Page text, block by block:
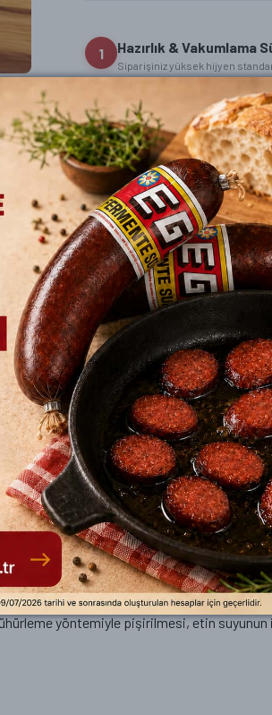
1 Hazırlık & Vakumlama
Siparişiniz yüksek hijyen
ileri teknoloji vakumlama
2 Kalite Kontrol
Hazırlanan siparişleriniz
3 Soğuk Zincir Sevkiyat
Siparişiniz ısı yalıtımlı kutu ve
firması ile gönderim yapılan
verilen siparişleriniz kargo
kargolanır.)
Siparişim Nasıl
Siparişiniz özel koruma
KATEGORİ:Kırmızı EtDana Eti
yoğun aroma sunan özel bir
kontrollerle yapılmaktadır.
özenle paketleme yapılmaktadır.
yöntemiyle pişirilmesi, etin suyunun
güvenle tüketebilir. İçerikler ve alerjen